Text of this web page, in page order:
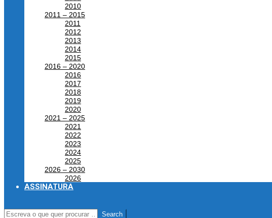
2010
2011 – 2015
2011
2012
2013
2014
2015
2016 – 2020
2016
2017
2018
2019
2020
2021 – 2025
2021
2022
2023
2024
2025
2026 – 2030
2026
ASSINATURA
SEARCH